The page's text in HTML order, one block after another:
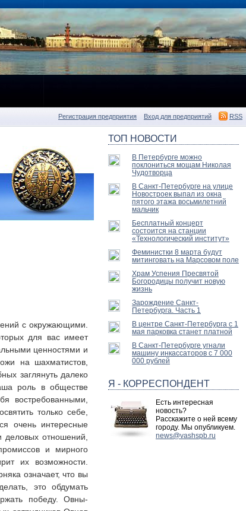
Регистрация предприятия Вход для предприятий RSS
с окружающими.
для вас имеет
ценностями и
на шахматистов,
заглянуть далеко
роль в обществе
востребованными,
только себе,
очень интересные
деловых отношений,
и мирного
их возможности.
означает, что вы
это обдумать
победу. Овны-
ТОП НОВОСТИ
В Петербурге можно
поклониться мощам Николая
Чудотворца
В Санкт-Петербурге на улице
Новостроек выпал из окна
пятого этажа восьмилетний
мальчик
Бесплатный концерт
состоится на станции
«Технологический институт»
Феминистки 8 марта будут
митинговать на Марсовом поле
Храм Успения Пресвятой
Богородицы получит новую
жизнь
Зарождение Санкт-
Петербурга. Часть 1
В центре Санкт-Петербурга с 1
мая парковка станет платной
В Санкт-Петербурге угнали
машину инкассаторов с 7 000
000 рублей
Я - КОРРЕСПОНДЕНТ
Есть интересная
новость?
Расскажите о ней всему
городу. Мы опубликуем.
news@vashspb.ru